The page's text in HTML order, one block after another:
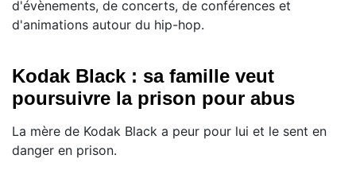
d'évènements, de concerts, de conférences et
d'animations autour du hip-hop.
Kodak Black : sa famille veut
poursuivre la prison pour abus
La mère de Kodak Black a peur pour lui et le sent en
danger en prison.